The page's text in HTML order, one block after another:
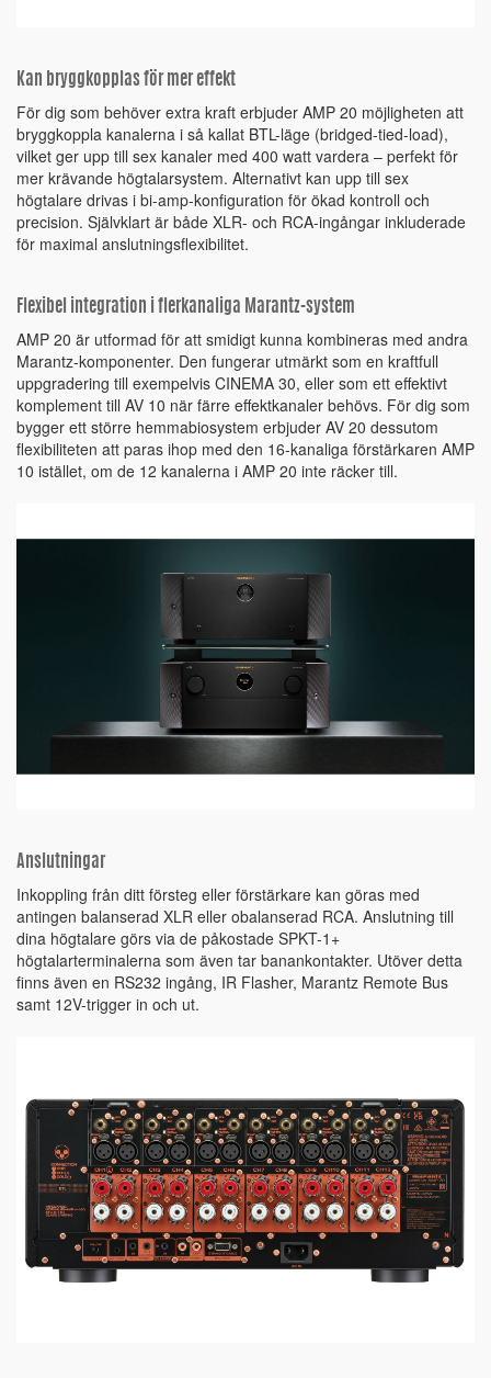
Kan bryggkopplas för mer effekt
För dig som behöver extra kraft erbjuder AMP 20 möjligheten att
bryggkoppla kanalerna i så kallat BTL-läge (bridged-tied-load),
vilket ger upp till sex kanaler med 400 watt vardera – perfekt för
mer krävande högtalarsystem. Alternativt kan upp till sex
högtalare drivas i bi-amp-konfiguration för ökad kontroll och
precision. Självklart är både XLR- och RCA-ingångar inkluderade
för maximal anslutningsflexibilitet.
Flexibel integration i flerkanaliga Marantz-system
AMP 20 är utformad för att smidigt kunna kombineras med andra
Marantz-komponenter. Den fungerar utmärkt som en kraftfull
uppgradering till exempelvis CINEMA 30, eller som ett effektivt
komplement till AV 10 när färre effektkanaler behövs. För dig som
bygger ett större hemmabiosystem erbjuder AV 20 dessutom
flexibiliteten att paras ihop med den 16-kanaliga förstärkaren AMP
10 istället, om de 12 kanalerna i AMP 20 inte räcker till.
Anslutningar
Inkoppling från ditt försteg eller förstärkare kan göras med
antingen balanserad XLR eller obalanserad RCA. Anslutning till
dina högtalare görs via de påkostade SPKT-1+
högtalarterminalerna som även tar banankontakter. Utöver detta
finns även en RS232 ingång, IR Flasher, Marantz Remote Bus
samt 12V-trigger in och ut.